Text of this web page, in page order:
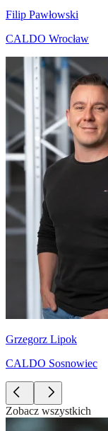
Filip Pawłowski
CALDO Wrocław
Grzegorz Lipok
CALDO Sosnowiec
Zobacz wszystkich